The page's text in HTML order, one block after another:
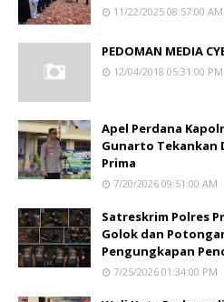
11/22/2025 08:57:00 AM
PEDOMAN MEDIA
12/04/2018 05:31:00 PM
Apel Perdana
Gunarto Tekankan
Prima
7/20/2026 09:51:00 AM
Satreskrim Polres
Golok dan
Pengungkapan
7/25/2026 01:34:00 PM